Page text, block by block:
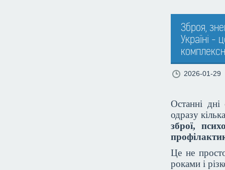
Зброя,
Україні -
2026-01-29
Останні дні
одразу
зброї,
Це не
роками і